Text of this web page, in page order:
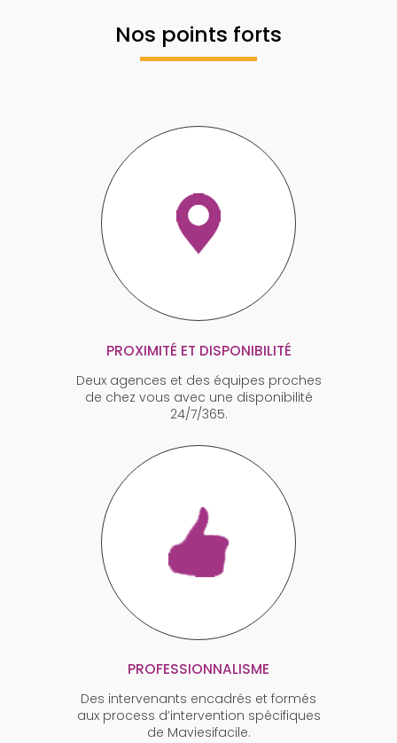
Nos points forts
PROXIMITÉ ET DISPONIBILITÉ
Deux agences et des équipes proches
de chez vous avec une disponibilité
24/7/365.
PROFESSIONNALISME
Des intervenants encadrés et formés
aux process d’intervention spécifiques
de Maviesifacile.